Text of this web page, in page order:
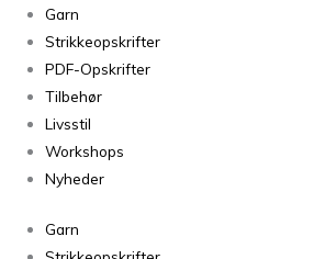
Garn
Strikkeopskrifter
PDF-Opskrifter
Tilbehør
Livsstil
Workshops
Nyheder
Garn
Isager
Jensen
Yarn
antal